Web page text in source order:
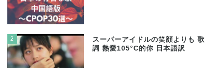
2
スーパーアイドルの笑顔よりも 歌
詞 熱愛105°C的你 日本語訳